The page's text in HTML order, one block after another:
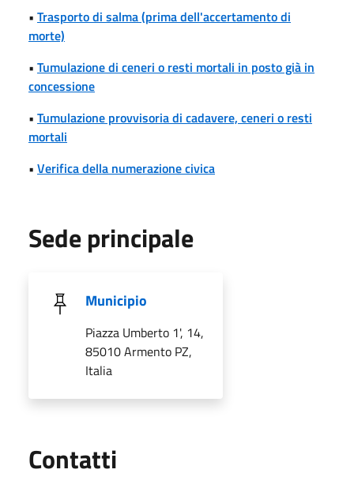
• Trasporto di salma (prima dell'accertamento di
morte)
• Tumulazione di ceneri o resti mortali in posto già in
concessione
• Tumulazione provvisoria di cadavere, ceneri o resti
mortali
• Verifica della numerazione civica
Sede principale
Municipio
Piazza Umberto 1', 14,
85010 Armento PZ,
Italia
Contatti